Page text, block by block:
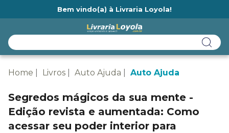
Bem vindo(a) à Livraria Loyola!
Home Livros Auto Ajuda Auto Ajuda
Segredos mágicos da sua mente -
Edição revista e aumentada: Como
acessar seu poder interior para